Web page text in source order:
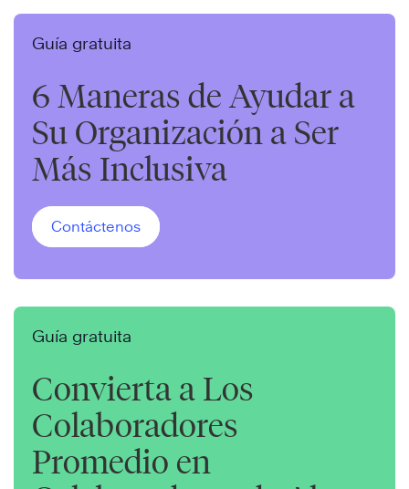
Guía gratuita
6 Maneras de Ayudar a
Su Organización a Ser
Más Inclusiva
Contáctenos
Guía gratuita
Convierta a Los
Colaboradores
Promedio en